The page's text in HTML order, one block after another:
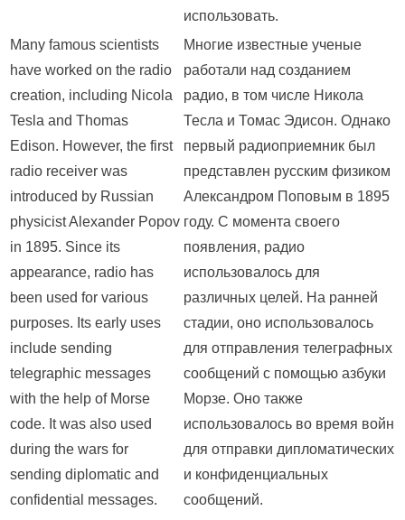
использовать.
Many famous scientists
have worked on the radio
creation, including Nicola
Tesla and Thomas
Edison. However, the first
radio receiver was
introduced by Russian
physicist Alexander Popov
in 1895. Since its
appearance, radio has
been used for various
purposes. Its early uses
include sending
telegraphic messages
with the help of Morse
code. It was also used
during the wars for
sending diplomatic and
confidential messages.
Многие известные ученые
работали над созданием
радио, в том числе Никола
Тесла и Томас Эдисон. Однако
первый радиоприемник был
представлен русским физиком
Александром Поповым в 1895
году. С момента своего
появления, радио
использовалось для
различных целей. На ранней
стадии, оно использовалось
для отправления телеграфных
сообщений с помощью азбуки
Морзе. Оно также
использовалось во время войн
для отправки дипломатических
и конфиденциальных
сообщений.